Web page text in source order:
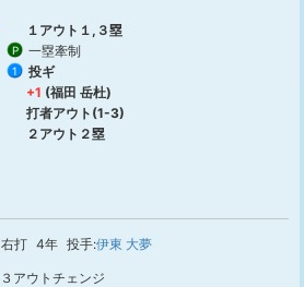
１アウト１,３塁
P 一塁牽制
1
投ギ
+1 (福田 岳杜)
打者アウト(1-3)
２アウト２塁
右打 4年 投手:伊東 大夢
３アウトチェンジ